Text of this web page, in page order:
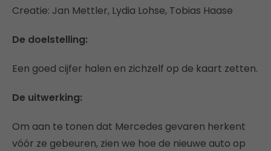
Creatie: Jan Mettler, Lydia Lohse, Tobias Haase
De doelstelling:
Een goed cijfer halen en zichzelf op de kaart zetten.
De uitwerking:
Om aan te tonen dat Mercedes gevaren herkent
vóór ze gebeuren, zien we hoe de nieuwe auto op